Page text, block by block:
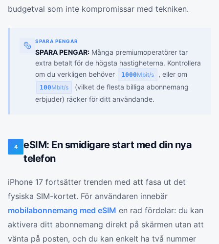
budgetval som inte kompromissar med tekniken.
SPARA PENGAR
SPARA PENGAR: Många premiumoperatörer tar
extra betalt för de högsta hastigheterna. Kontrollera
om du verkligen behöver
1000Mbit/s , eller om
100Mbit/s
(vilket de flesta billiga abonnemang
erbjuder) räcker för ditt användande.
4
eSIM: En smidigare start med din nya
telefon
iPhone 17 fortsätter trenden med att fasa ut det
fysiska SIM-kortet. För användaren innebär
mobilabonnemang med eSIM en rad fördelar: du kan
aktivera ditt abonnemang direkt på skärmen utan att
vänta på posten, och du kan enkelt ha två nummer